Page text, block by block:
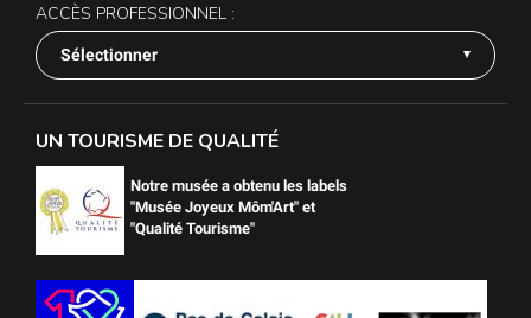
ACCÈS PROFESSIONNEL :
Sélectionner
UN TOURISME DE QUALITÉ
Notre musée a obtenu les labels
"Musée Joyeux Môm'Art" et
"Qualité Tourisme"